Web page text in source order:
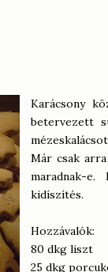
Karácsony
betervezett
Már csak
maradnak-
kidíszítés.
Hozzávalók:
80 dkg liszt
25 dkg